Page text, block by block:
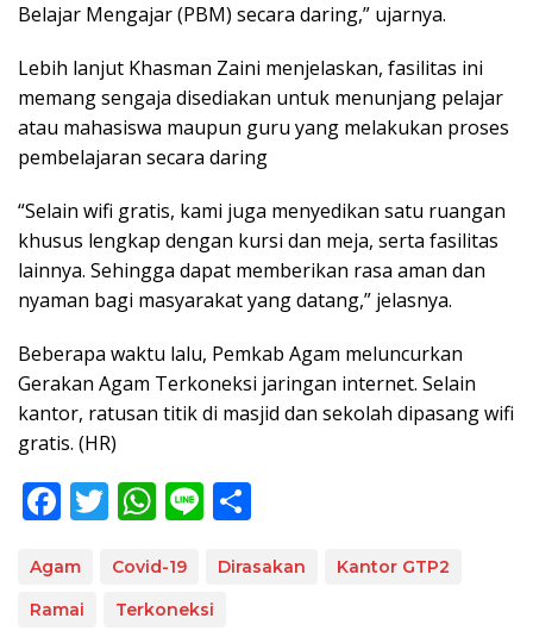
Belajar Mengajar (PBM) secara daring,” ujarnya.
Lebih lanjut Khasman Zaini menjelaskan, fasilitas ini
memang sengaja disediakan untuk menunjang pelajar
atau mahasiswa maupun guru yang melakukan proses
pembelajaran secara daring
“Selain wifi gratis, kami juga menyedikan satu ruangan
khusus lengkap dengan kursi dan meja, serta fasilitas
lainnya. Sehingga dapat memberikan rasa aman dan
nyaman bagi masyarakat yang datang,” jelasnya.
Beberapa waktu lalu, Pemkab Agam meluncurkan
Gerakan Agam Terkoneksi jaringan internet. Selain
kantor, ratusan titik di masjid dan sekolah dipasang wifi
gratis. (HR)
F
e
b
T
itt
er
W
at
s
Li
e ar
Agam Covid-19 Dirasakan
Kantor GTP2
Ramai
Terkoneksi